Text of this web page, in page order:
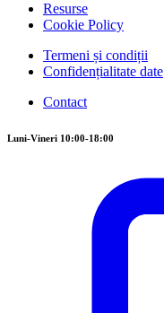
Resurse
Cookie Policy
Termeni și condiții
Confidențialitate date
Contact
Luni-Vineri 10:00-18:00